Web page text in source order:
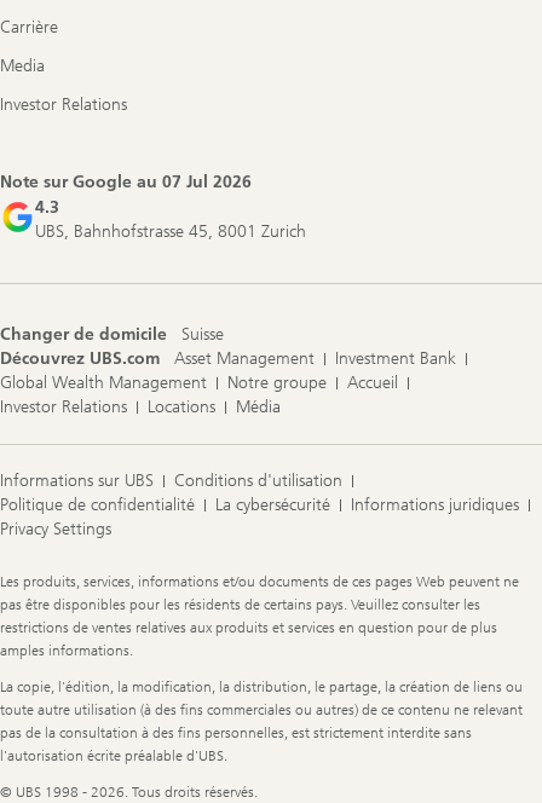
Carrière
Media
Investor Relations
Note sur Google au 07 Jul 2026
4.3
UBS, Bahnhofstrasse 45, 8001 Zurich
Changer de domicile
Suisse
Découvrez UBS.com
Asset Management
Investment Bank
Global Wealth Management
Notre groupe
Accueil
Investor Relations
Locations Média
Informations sur UBS
Conditions d'utilisation
Politique de confidentialité
La cybersécurité
Informations juridiques
Privacy Settings
Legal
Information
Les produits, services, informations et/ou documents de ces pages Web peuvent ne
pas être disponibles pour les résidents de certains pays. Veuillez consulter les
restrictions de ventes relatives aux produits et services en question pour de plus
amples informations.
La copie, l'édition, la modification, la distribution, le partage, la création de liens ou
toute autre utilisation (à des fins commerciales ou autres) de ce contenu ne relevant
pas de la consultation à des fins personnelles, est strictement interdite sans
l'autorisation écrite préalable d'UBS.
© UBS 1998 - 2026. Tous droits réservés.